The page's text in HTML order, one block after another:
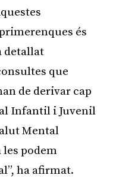
és
detallat
que
de derivar cap
Infantil i Juvenil
Mental
les podem
ha afirmat.